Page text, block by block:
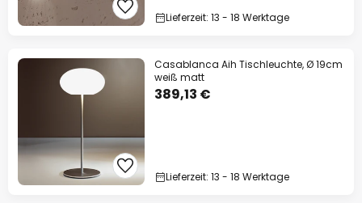
Lieferzeit: 13 - 18 Werktage
Casablanca Aih Tischleuchte, Ø 19cm
weiß matt
389,13 €
Lieferzeit: 13 - 18 Werktage